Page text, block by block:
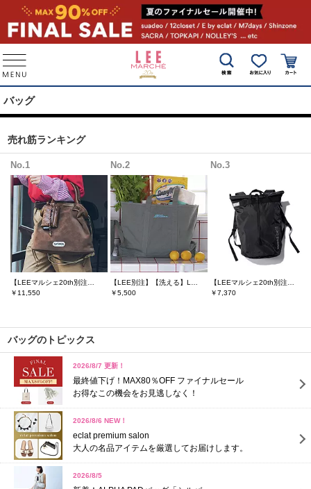
バッグ
売れ筋ランキング
No.1
￥11,550
No.2
￥5,500
No.3
【LEEマルシェ20th別注】【洗える】Picnic League ギアコンテナパック20
￥7,370
バッグのトピックス
2026/8/7 更新！
最終値下げ！MAX80％OFF ファイナルセール
お得なこの機会をお見逃しなく！
2026/8/6 NEW！
eclat premium salon
大人の名品アイテムを厳選してお届けします。
2026/8/5